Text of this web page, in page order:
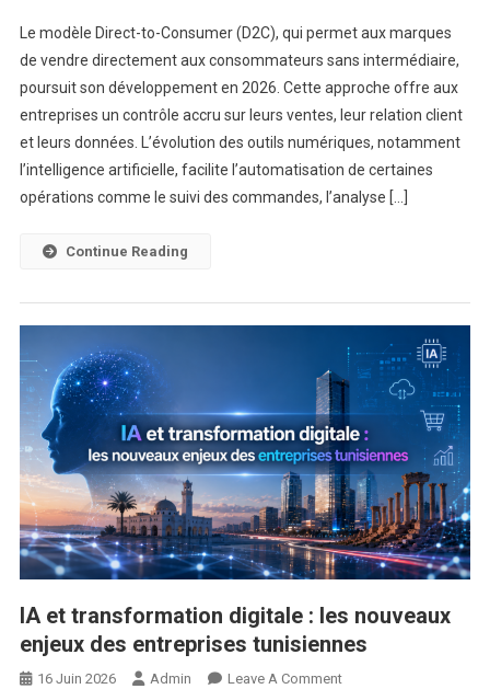
:
Le
Modèle
D2C
Poursuit
Sa
Progression
Le modèle Direct-to-Consumer (D2C), qui permet aux marques
de vendre directement aux consommateurs sans intermédiaire,
poursuit son développement en 2026. Cette approche offre aux
entreprises un contrôle accru sur leurs ventes, leur relation client
et leurs données. L’évolution des outils numériques, notamment
l’intelligence artificielle, facilite l’automatisation de certaines
opérations comme le suivi des commandes, l’analyse […]
Continue Reading
IA et transformation digitale : les nouveaux
enjeux des entreprises tunisiennes
16 Juin 2026 Admin Leave A CommentOn